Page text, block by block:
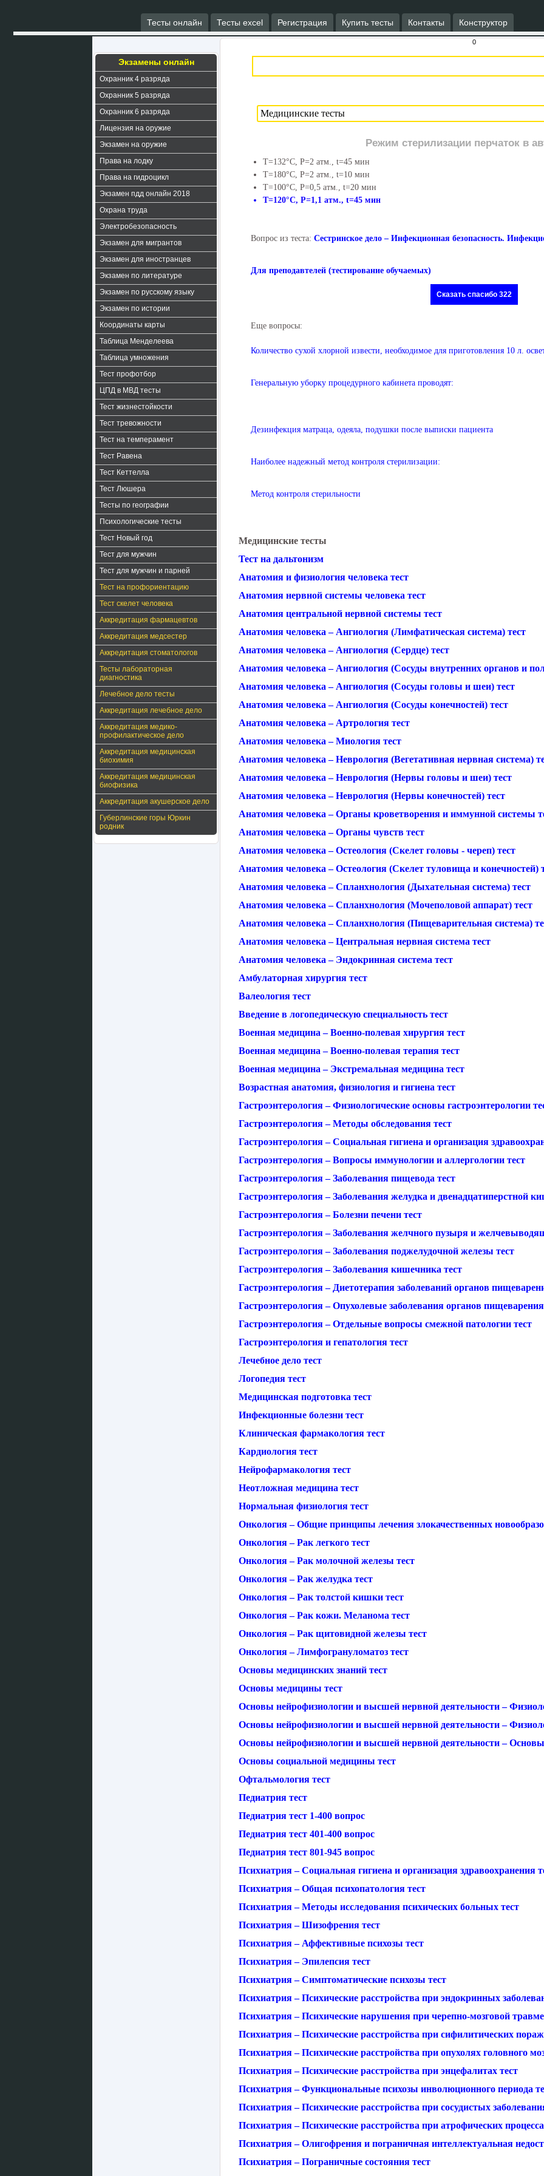
Тесты онлайн Тесты excel Регистрация Купить тесты Контакты Конструктор
Экзамены онлайн
Охранник 4 разряда
Охранник 5 разряда
Охранник 6 разряда
Лицензия на оружие
Экзамен на оружие
Права на лодку
Права на гидроцикл
Экзамен пдд онлайн 2018
Охрана труда
Электробезопасность
Экзамен для мигрантов
Экзамен для иностранцев
Экзамен по литературе
Экзамен по русскому языку
Экзамен по истории
Координаты карты
Таблица Менделеева
Таблица умножения
Тест профотбор
ЦПД в МВД тесты
Тест жизнестойкости
Тест тревожности
Тест на темперамент
Тест Равена
Тест Кеттелла
Тест Люшера
Тесты по географии
Психологические тесты
Тест Новый год
Тест для мужчин
Тест для мужчин и парней
Тест на профориентацию
Тест скелет человека
Аккредитация фармацевтов
Аккредитация медсестер
Аккредитация стоматологов
Тесты лабораторная
диагностика
Лечебное дело тесты
Аккредитация лечебное дело
Аккредитация медико-
профилактическое дело
Аккредитация медицинская
биохимия
Аккредитация медицинская
биофизика
Аккредитация акушерское дело
Губерлинские горы Юркин
родник
0
Режим стерилизации перчаток в
Т=132°C, P=2 атм., t=45 мин
Т=180°C, P=2 атм., t=10 мин
Т=100°C, P=0,5 атм., t=20 мин
Т=120°C, P=1,1 атм., t=45 мин
Вопрос из теста: Сестринское дело – Инфекционная безопасность.
Для преподавтелей (тестирование обучаемых)
Сказать спасибо 322
Еще вопросы:
Количество сухой хлорной извести, необходимое для приготовления 10 л.
Генеральную уборку процедурного кабинета проводят:
Дезинфекция матраца, одеяла, подушки после выписки пациента
Наиболее надежный метод контроля стерилизации:
Метод контроля стерильности
Медицинские тесты
Тест на дальтонизм
Анатомия и физиология человека тест
Анатомия нервной системы человека тест
Анатомия центральной нервной системы тест
Анатомия человека – Ангиология (Лимфатическая система) тест
Анатомия человека – Ангиология (Сердце) тест
Анатомия человека – Ангиология (Сосуды внутренних органов и
Анатомия человека – Ангиология (Сосуды головы и шеи) тест
Анатомия человека – Ангиология (Сосуды конечностей) тест
Анатомия человека – Артрология тест
Анатомия человека – Миология тест
Анатомия человека – Неврология (Вегетативная нервная система)
Анатомия человека – Неврология (Нервы головы и шеи) тест
Анатомия человека – Неврология (Нервы конечностей) тест
Анатомия человека – Органы кроветворения и иммунной системы
Анатомия человека – Органы чувств тест
Анатомия человека – Остеология (Скелет головы - череп) тест
Анатомия человека – Остеология (Скелет туловища и конечностей)
Анатомия человека – Спланхнология (Дыхательная система) тест
Анатомия человека – Спланхнология (Мочеполовой аппарат) тест
Анатомия человека – Спланхнология (Пищеварительная система)
Анатомия человека – Центральная нервная система тест
Анатомия человека – Эндокринная система тест
Амбулаторная хирургия тест
Валеология тест
Введение в логопедическую специальность тест
Военная медицина – Военно-полевая хирургия тест
Военная медицина – Военно-полевая терапия тест
Военная медицина – Экстремальная медицина тест
Возрастная анатомия, физиология и гигиена тест
Гастроэнтерология – Физиологические основы гастроэнтерологии
Гастроэнтерология – Методы обследования тест
Гастроэнтерология – Социальная гигиена и организация
Гастроэнтерология – Вопросы иммунологии и аллергологии тест
Гастроэнтерология – Заболевания пищевода тест
Гастроэнтерология – Заболевания желудка и двенадцатиперстной
Гастроэнтерология – Болезни печени тест
Гастроэнтерология – Заболевания желчного пузыря и
Гастроэнтерология – Заболевания поджелудочной железы тест
Гастроэнтерология – Заболевания кишечника тест
Гастроэнтерология – Диетотерапия заболеваний органов
Гастроэнтерология – Опухолевые заболевания органов пищеварения
Гастроэнтерология – Отдельные вопросы смежной патологии тест
Гастроэнтерология и гепатология тест
Лечебное дело тест
Логопедия тест
Медицинская подготовка тест
Инфекционные болезни тест
Клиническая фармакология тест
Кардиология тест
Нейрофармакология тест
Неотложная медицина тест
Нормальная физиология тест
Онкология – Общие принципы лечения злокачественных
Онкология – Рак легкого тест
Онкология – Рак молочной железы тест
Онкология – Рак желудка тест
Онкология – Рак толстой кишки тест
Онкология – Рак кожи. Меланома тест
Онкология – Рак щитовидной железы тест
Онкология – Лимфогрануломатоз тест
Основы медицинских знаний тест
Основы медицины тест
Основы нейрофизиологии и высшей нервной деятельности –
Основы нейрофизиологии и высшей нервной деятельности –
Основы нейрофизиологии и высшей нервной деятельности – Основы
Основы социальной медицины тест
Офтальмология тест
Педиатрия тест
Педиатрия тест 1-400 вопрос
Педиатрия тест 401-400 вопрос
Педиатрия тест 801-945 вопрос
Психиатрия – Социальная гигиена и организация здравоохранения
Психиатрия – Общая психопатология тест
Психиатрия – Методы исследования психических больных тест
Психиатрия – Шизофрения тест
Психиатрия – Аффективные психозы тест
Психиатрия – Эпилепсия тест
Психиатрия – Симптоматические психозы тест
Психиатрия – Психические расстройства при эндокринных
Психиатрия – Психические нарушения при черепно-мозговой травме
Психиатрия – Психические расстройства при сифилитических
Психиатрия – Психические расстройства при опухолях головного
Психиатрия – Психические расстройства при энцефалитах тест
Психиатрия – Функциональные психозы инволюционного периода
Психиатрия – Психические расстройства при сосудистых
Психиатрия – Психические расстройства при атрофических
Психиатрия – Олигофрения и пограничная интеллектуальная
Психиатрия – Пограничные состояния тест